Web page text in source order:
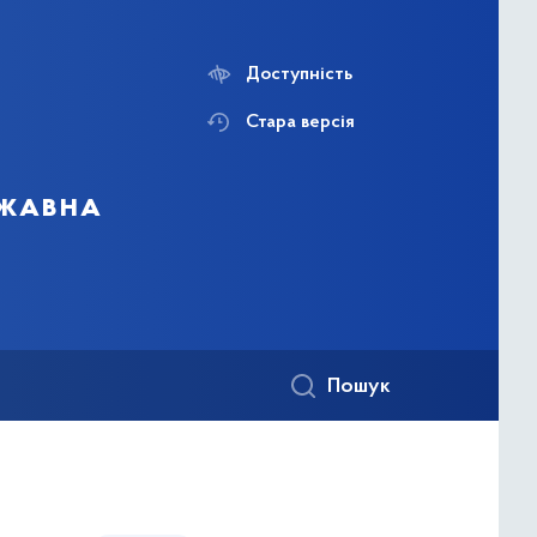
Доступність
Стара версія
Пошук